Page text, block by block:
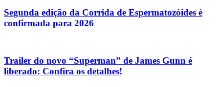
Segunda edição da Corrida de Espermatozóides é
confirmada para 2026
Trailer do novo “Superman” de James Gunn é
liberado: Confira os detalhes!